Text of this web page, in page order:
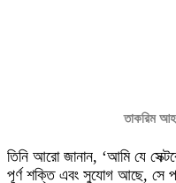
তাকরিম
তিনি আরো জানান, ‘আমি যে
পূর্ণ শক্তি এবং সুযোগ আছে, সে